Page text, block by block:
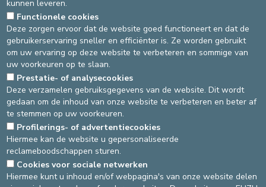
uitdaging om aan de strenge internationale eisen van dit label te
voldoen," zegt Dr. Spencer.
Peter Fontaine besluit: "Aan het begin van zo'n proces zijn vragen
natuurlijk legitiem. Maar vandaag zijn alle medewerkers ervan
overtuigd dat de accreditatie het ziekenhuis letterlijk op alle
vlakken heeft veranderd, niet alleen op het vlak van zorg, maar
bijvoorbeeld ook op het vlak van ondersteunende diensten.
Namens het Directiecomité van het ziekenhuis wil ik al onze
medewerkers, die zo hard hebben gewerkt om deze accreditatie te
behalen en om de patiëntenzorg en -veiligheid dag na dag te
verbeteren, heel hartelijk bedanken."
DEVELOP / REDUCE
kunnen leveren.
Functionele cookies
Deze zorgen ervoor dat de website goed functioneert en dat de
gebruikerservaring sneller en efficiënter is. Ze worden gebruikt
om uw ervaring op deze website te verbeteren en sommige van
uw voorkeuren op te slaan.
Prestatie- of analysecookies
Deze verzamelen gebruiksgegevens van de website. Dit wordt
gedaan om de inhoud van onze website te verbeteren en beter af
te stemmen op uw voorkeuren.
Profilerings- of advertentiecookies
Hiermee kan de website u gepersonaliseerde
reclameboodschappen sturen.
Cookies voor sociale netwerken
Hiermee kunt u inhoud en/of webpagina's van onze website delen